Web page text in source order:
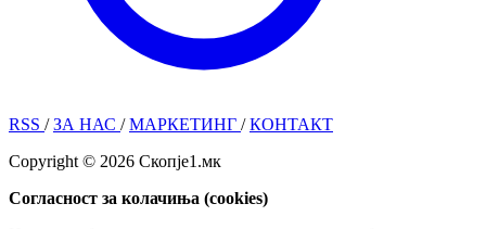
RSS /ЗА НАС /МАРКЕТИНГ /КОНТАКТ
Copyright © 2026 Скопје1.мк
Согласност за колачиња (cookies)